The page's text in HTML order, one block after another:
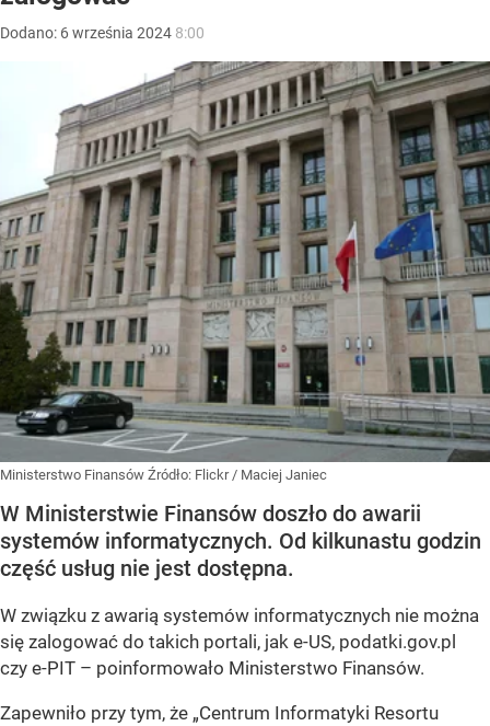
Dodano: 6września 2024 8:00
Ministerstwo Finansów Źródło: Flickr/ Maciej Janiec
W Ministerstwie Finansów doszło do awarii
systemów informatycznych. Od kilkunastu godzin
część usług nie jest dostępna.
W związku z awarią systemów informatycznych nie można
się zalogować do takich portali, jak e-US, podatki.gov.pl
czy e-PIT – poinformowało Ministerstwo Finansów.
Zapewniło przy tym, że „Centrum Informatyki Resortu